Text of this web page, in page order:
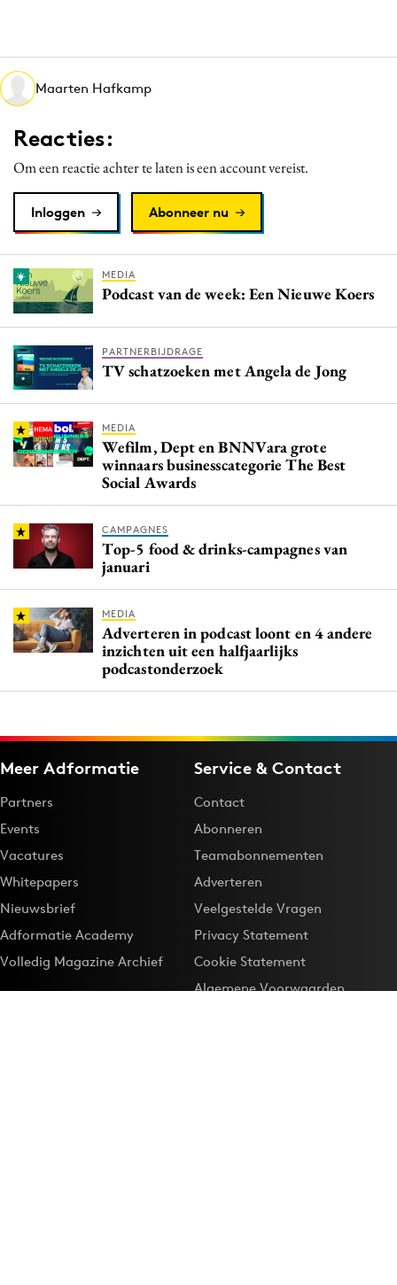
Interne communicatie
Martech
Merkstrategie
PR
Programmatic
Purpose Marketing
Maarten Hafkamp
Reacties:
Om een reactie achter te laten is een account vereist.
Inloggen Abonneer nu
MEDIA
Podcast van de week: Een Nieuwe Koers
PARTNERBIJDRAGE
TV schatzoeken met Angela de Jong
MEDIA
Wefilm, Dept en BNNVara grote
winnaars businesscategorie The Best
Social Awards
CAMPAGNES
Top-5 food & drinks-campagnes van
januari
MEDIA
Adverteren in podcast loont en 4 andere
inzichten uit een halfjaarlijks
podcastonderzoek
Meer Adformatie
Partners
Events
Vacatures
Whitepapers
Nieuwsbrief
Adformatie Academy
Volledig Magazine Archief
Service & Contact
Contact
Abonneren
Teamabonnementen
Adverteren
Veelgestelde Vragen
Privacy Statement
Cookie Statement
Algemene Voorwaarden